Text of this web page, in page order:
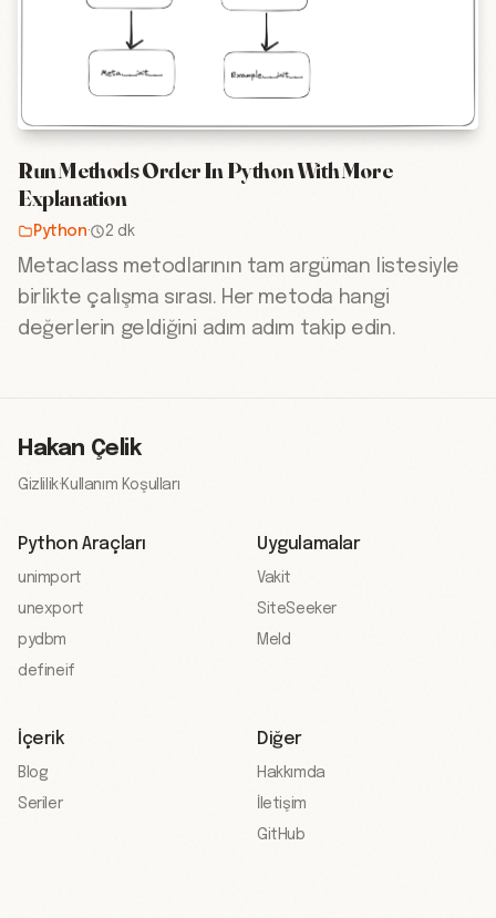
Run Methods Order In Python With More
Explanation
Python· 2 dk
Metaclass metodlarının tam argüman listesiyle
birlikte çalışma sırası. Her metoda hangi
değerlerin geldiğini adım adım takip edin.
Hakan Çelik
Gizlilik·Kullanım Koşulları
Python Araçları
unimport
unexport
pydbm
defineif
Uygulamalar
Vakit
SiteSeeker
Meld
İçerik
Blog
Seriler
Diğer
Hakkımda
İletişim
GitHub